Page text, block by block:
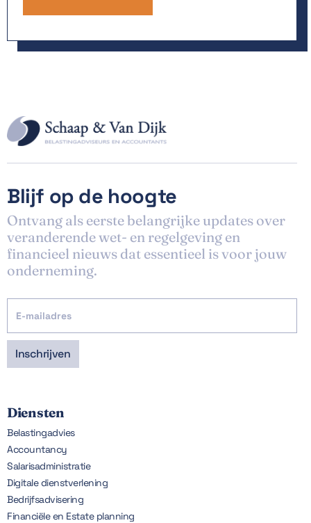
Blijf op de hoogte
Ontvang als eerste belangrijke updates over
veranderende wet- en regelgeving en
financieel nieuws dat essentieel is voor jouw
onderneming.
Diensten
Belastingadvies
Accountancy
Salarisadministratie
Digitale dienstverlening
Bedrijfsadvisering
Financiële en Estate planning